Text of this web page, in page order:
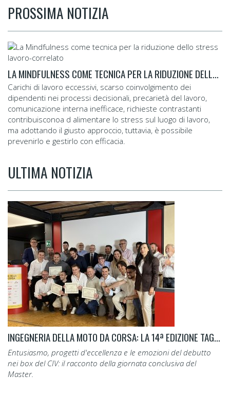
PROSSIMA NOTIZIA
LA MINDFULNESS COME TECNICA PER LA RIDUZIONE DELLO STRESS LAVORO-CORRELATO
Carichi di lavoro eccessivi, scarso coinvolgimento dei
dipendenti nei processi decisionali, precarietà del lavoro,
comunicazione interna inefficace, richieste contrastanti
contribuisconoa d alimentare lo stress sul luogo di lavoro,
ma adottando il giusto approccio, tuttavia, è possibile
prevenirlo e gestirlo con efficacia.
ULTIMA NOTIZIA
INGEGNERIA DELLA MOTO DA CORSA: LA 14ª EDIZIONE TAGLIA IL TRAGUARDO.
Entusiasmo, progetti d'eccellenza e le emozioni del debutto
nei box del CIV: il racconto della giornata conclusiva del
Master.